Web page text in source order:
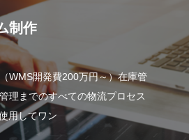
制作
WMS開発費200万円～）在庫管
理までのすべての物流プロセス
用してワン